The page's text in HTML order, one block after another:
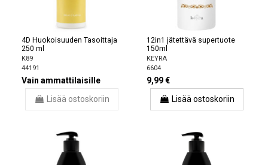
4D Huokoisuuden Tasoittaja
250 ml
K89
44191
Vain ammattilaisille
Lisää ostoskoriin
12in1 jätettävä supertuote
150ml
KEYRA
6604
9,99 €
Lisää ostoskoriin